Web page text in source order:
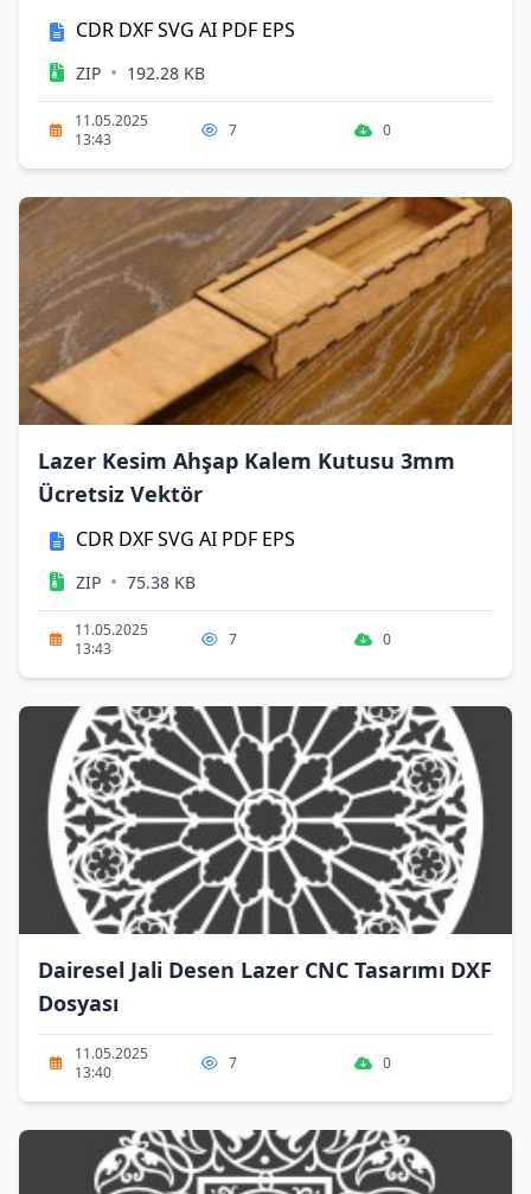
CDR DXFSVG AI PDF EPS
ZIP • 192.28 KB
11.05.2025
13:43
7 0
Lazer Kesim Ahşap Kalem Kutusu 3mm
Ücretsiz Vektör
CDR DXFSVG AI PDF EPS
ZIP • 75.38 KB
11.05.2025
13:43
7 0
Dairesel Jali Desen Lazer CNC Tasarımı DXF
Dosyası
11.05.2025
13:40
7 0